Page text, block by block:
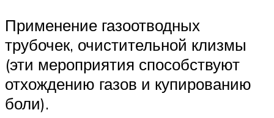
Применение газоотводных
трубочек, очистительной клизмы
(эти мероприятия способствуют
отхождению газов и купированию
боли).